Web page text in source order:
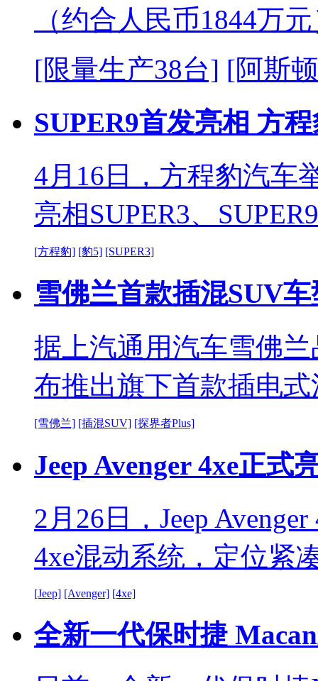
（约合人民币1844万
[限量生产38台] [阿斯
SUPER9首发亮相 方
4月16日，方程豹汽车
亮相SUPER3、
[方程豹] [豹5] [SUPER3]
雪佛兰首款插混SUV
据上汽通用汽车雪佛
布推出旗下首款插电
[雪佛兰] [插混SUV] [探界者Plus]
Jeep Avenger 4xe正式
2月26日，Jeep
4xe混动系统，定位紧
[Jeep] [Avenger] [4xe]
全新一代保时捷